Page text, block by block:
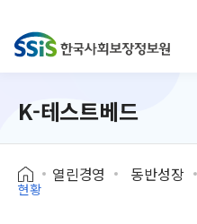
K-테스트베드
열린경영 동반성장
현황